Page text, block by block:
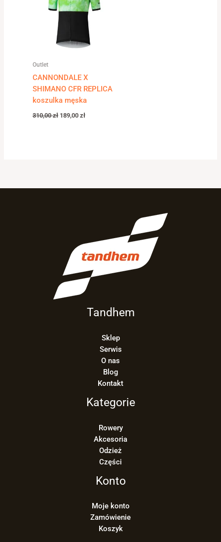
Outlet
CANNONDALE X
SHIMANO CFR REPLICA
koszulka męska
310,00zł 189,00zł
Tandhem
Sklep
Serwis
O nas
Blog
Kontakt
Kategorie
Rowery
Akcesoria
Odzież
Części
Konto
Moje konto
Zamówienie
Koszyk